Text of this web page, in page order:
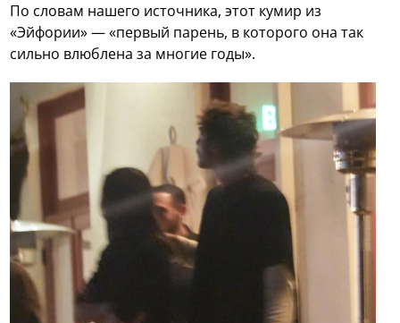
По словам нашего источника, этот кумир из
«Эйфории» — «первый парень, в которого она так
сильно влюблена за многие годы».